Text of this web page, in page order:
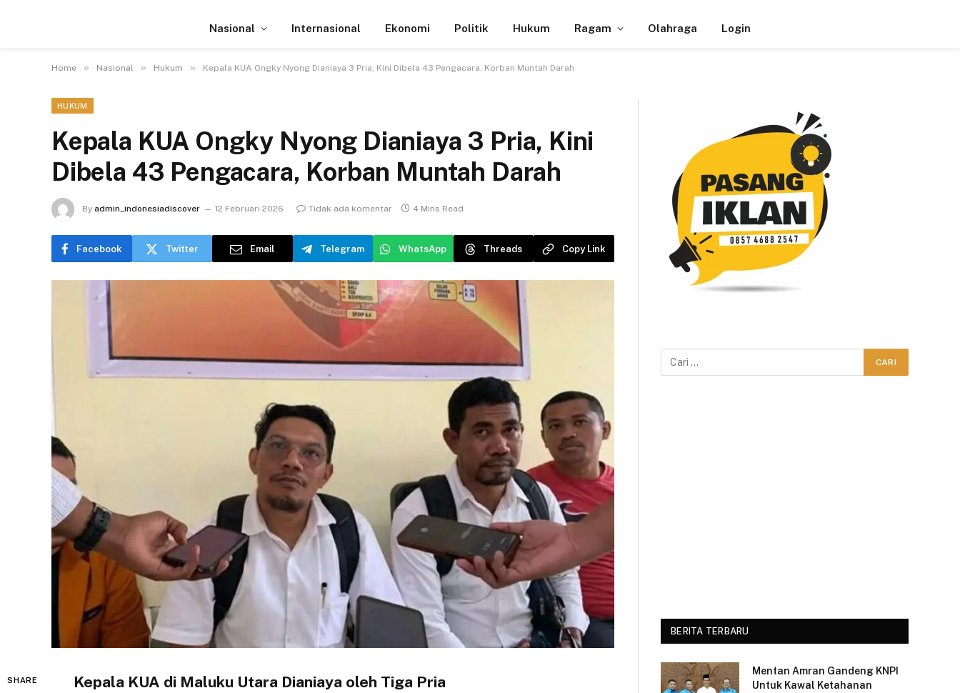
Nasional Internasional Ekonomi Politik Hukum Ragam Olahraga Login
Home » Nasional » Hukum » Kepala KUA Ongky Nyong Dianiaya 3 Pria, Kini Dibela 43 Pengacara, Korban Muntah Darah
HUKUM
Kepala KUA Ongky Nyong Dianiaya 3 Pria, Kini
Dibela 43 Pengacara, Korban Muntah Darah
By admin_indonesiadiscover 12 Februari 2026 Tidak ada komentar 4 Mins Read
Facebook Twitter Email Telegram WhatsApp Threads Copy Link
SHARE Kepala KUA di Maluku Utara Dianiaya oleh Tiga Pria
BERITA TERBARU
Mentan Amran Gandeng KNPI
Untuk Kawal Ketahanan